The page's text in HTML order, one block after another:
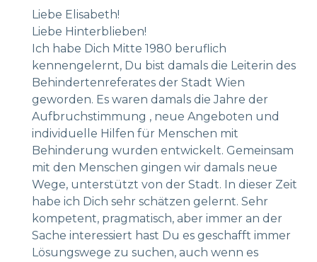
Liebe Elisabeth!
Liebe Hinterblieben!
Ich habe Dich Mitte 1980 beruflich
kennengelernt, Du bist damals die Leiterin des
Behindertenreferates der Stadt Wien
geworden. Es waren damals die Jahre der
Aufbruchstimmung , neue Angeboten und
individuelle Hilfen für Menschen mit
Behinderung wurden entwickelt. Gemeinsam
mit den Menschen gingen wir damals neue
Wege, unterstützt von der Stadt. In dieser Zeit
habe ich Dich sehr schätzen gelernt. Sehr
kompetent, pragmatisch, aber immer an der
Sache interessiert hast Du es geschafft immer
Lösungswege zu suchen, auch wenn es